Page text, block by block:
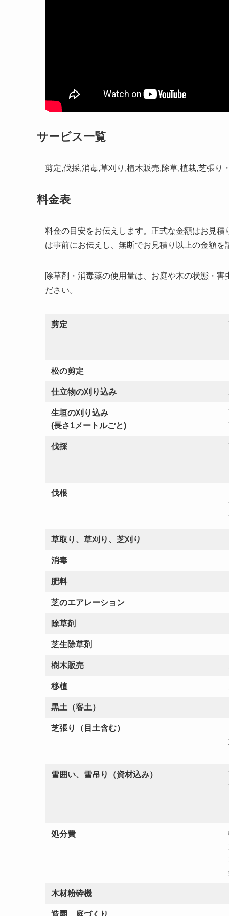
サービス一覧
剪定,伐採,消毒,草刈り,植木販売,除草,植栽,芝張り
料金表
料金の目安をお伝えします。正式な金額はお見
は事前にお伝えし、無断でお見積り以上の金額
除草剤・消毒薬の使用量は、お庭や木の状態・
ださい。
剪定
松の剪定
仕立物の刈り込み
生垣の刈り込み
(長さ1メートルごと)
伐採
伐根
草取り、草刈り、芝刈り
消毒
肥料
芝のエアレーション
除草剤
芝生除草剤
樹木販売
移植
黒土（客土）
芝張り（目土含む）
雪囲い、雪吊り（資材込み）
処分費
木材粉砕機
造園、庭づくり